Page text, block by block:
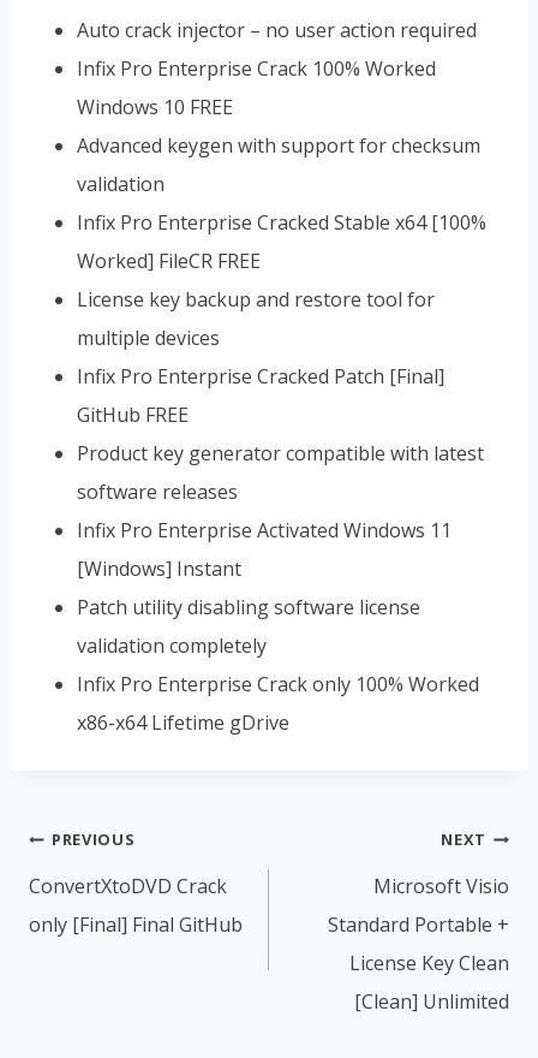
Auto crack injector – no user action required
Infix Pro Enterprise Crack 100% Worked
Windows 10 FREE
Advanced keygen with support for checksum
validation
Infix Pro Enterprise Cracked Stable x64 [100%
Worked] FileCR FREE
License key backup and restore tool for
multiple devices
Infix Pro Enterprise Cracked Patch [Final]
GitHub FREE
Product key generator compatible with latest
software releases
Infix Pro Enterprise Activated Windows 11
[Windows] Instant
Patch utility disabling software license
validation completely
Infix Pro Enterprise Crack only 100% Worked
x86-x64 Lifetime gDrive
PREVIOUS
ConvertXtoDVD Crack
only [Final] Final GitHub
NEXT
Microsoft Visio
Standard Portable +
License Key Clean
[Clean] Unlimited